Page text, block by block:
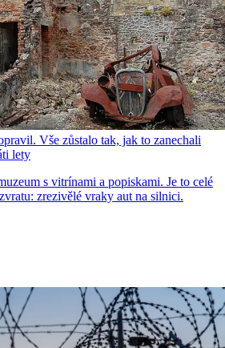
Vše zůstalo tak, jak to zanechali
lety
s vitrínami a popiskami. Je to celé
zrezivělé vraky aut na silnici.